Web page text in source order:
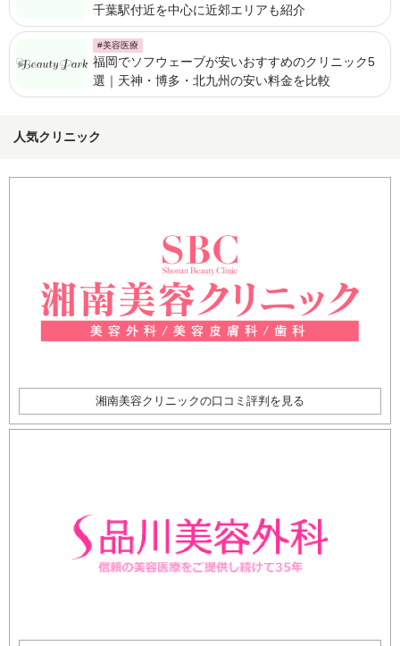
千葉駅付近を中心に近郊エリアも紹介
#美容医療
福岡でソフウェーブが安いおすすめのクリニック5
選｜天神・博多・北九州の安い料金を比較
人気クリニック
湘南美容クリニックの口コミ評判を見る